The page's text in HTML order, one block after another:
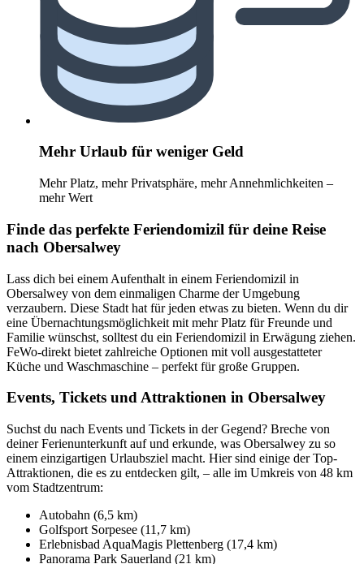
Mehr Urlaub für weniger Geld
Mehr Platz, mehr Privatsphäre, mehr Annehmlichkeiten –
mehr Wert
Finde das perfekte Feriendomizil für deine Reise
nach Obersalwey
Lass dich bei einem Aufenthalt in einem Feriendomizil in
Obersalwey von dem einmaligen Charme der Umgebung
verzaubern. Diese Stadt hat für jeden etwas zu bieten. Wenn du dir
eine Übernachtungsmöglichkeit mit mehr Platz für Freunde und
Familie wünschst, solltest du ein Feriendomizil in Erwägung ziehen.
FeWo-direkt bietet zahlreiche Optionen mit voll ausgestatteter
Küche und Waschmaschine – perfekt für große Gruppen.
Events, Tickets und Attraktionen in Obersalwey
Suchst du nach Events und Tickets in der Gegend? Breche von
deiner Ferienunterkunft auf und erkunde, was Obersalwey zu so
einem einzigartigen Urlaubsziel macht. Hier sind einige der Top-
Attraktionen, die es zu entdecken gilt, – alle im Umkreis von 48 km
vom Stadtzentrum:
Autobahn (6,5 km)
Golfsport Sorpesee (11,7 km)
Erlebnisbad AquaMagis Plettenberg (17,4 km)
Panorama Park Sauerland (21 km)